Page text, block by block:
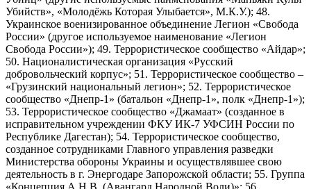
Убийств», «Молодёжь Которая Улыбается», М.К.У.); 48.
Украинское военизированное объединение Легион «Свобода
России» (другое используемое наименование «Легион
Свобода России»); 49. Террористическое сообщество «Айдар»;
50. Националистическая организация «Русский
добровольческий корпус»; 51. Террористическое сообщество –
«Грузинский национальный легион»; 52. Террористическое
сообщество «Днепр-1» (батальон «Днепр-1», полк «Днепр-1»);
53. Террористическое сообщество «Джамаат» (созданное в
исправительном учреждении ФКУ ИК-7 УФСИН России по
Республике Дагестан); 54. Террористическое сообщество,
созданное сотрудниками Главного управления разведки
Министерства обороны Украины и осуществлявшее свою
деятельность в г. Энергодаре Запорожской области; 55. Группа
«Концепция А.Н.В. (Авангард Народной Воли)»; 56.